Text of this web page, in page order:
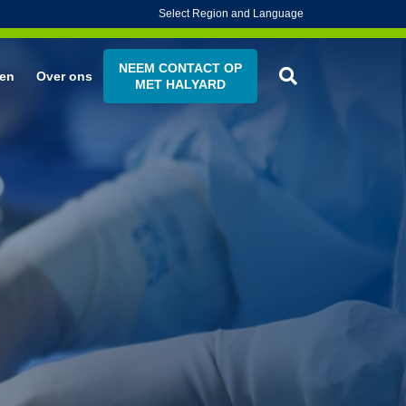
Select Region and Language
Over ons
NEEM CONTACT OP
MET HALYARD